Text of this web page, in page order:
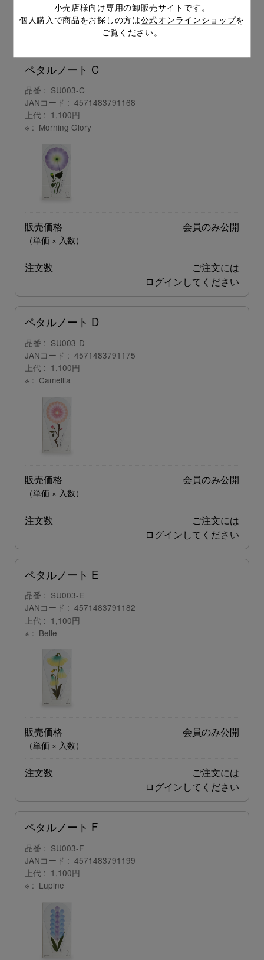
小売店様向け専用の卸販売サイトです。
個人購入で商品をお探しの方は公式オンラインショップを
ご覧ください。
注文数
ご注文には
ログインしてください
ペタルノート C
品番
SU003-C
JANコード
4571483791168
上代
1,100円
※
Morning Glory
販売価格
（単価 × 入数）
会員のみ公開
注文数
ご注文には
ログインしてください
ペタルノート D
品番
SU003-D
JANコード
4571483791175
上代
1,100円
※
Camellia
販売価格
（単価 × 入数）
会員のみ公開
注文数
ご注文には
ログインしてください
ペタルノート E
品番
SU003-E
JANコード
4571483791182
上代
1,100円
※
Belle
販売価格
（単価 × 入数）
会員のみ公開
注文数
ご注文には
ログインしてください
ペタルノート F
品番
SU003-F
JANコード
4571483791199
上代
1,100円
※
Lupine